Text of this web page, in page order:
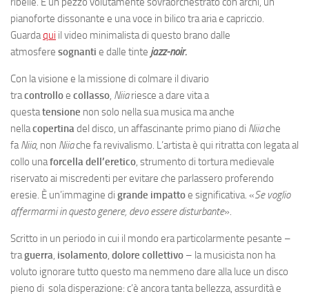
pianoforte dissonante e una voce in bilico tra aria e capriccio.
Guardaqui il video minimalista di questo brano dalle
atmosfere sognanti e dalle tinte jazz-noir.
Con la visione e la missione di colmare il divario
tracontrolloe collasso, Niiariesce a dare vita a
questatensione non solo nella sua musica ma anche
nellacopertinadel disco, un affascinante primo piano di Niiache
faNiia, non Niiache fa revivalismo. L’artista è qui ritratta con legata al
collo unaforcella dell’eretico, strumento di tortura medievale
riservato ai miscredenti per evitare che parlassero proferendo
eresie. È un’immagine di grande impattoe significativa. «Se voglio
affermarmi in questo genere, devo essere disturbante».
Scritto in un periodo in cui il mondo era particolarmente pesante –
traguerra, isolamento, dolore collettivo – la musicista non ha
voluto ignorare tutto questo ma nemmeno dare alla luce un disco
pieno di sola disperazione: c’è ancora tanta bellezza, assurdità e